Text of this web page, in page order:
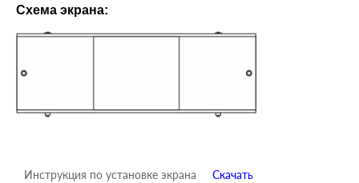
Схема экрана:
Инструкция по установке экрана Скачать